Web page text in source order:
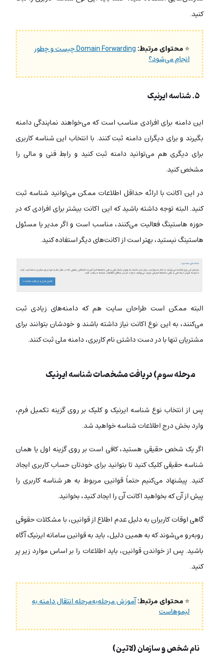
کنید.
⭐محتوای مرتبط: Domain Forwarding چیست و چطور
انجام می‌شود؟
۵. شناسه‌ ایرنیک
این دامنه برای افرادی مناسب است که می‌خواهند نمایندگی دامنه
بگیرند و برای دیگران دامنه ثبت کنند. با انتخاب این شناسه کاربری
برای دیگری هم می‌توانید دامنه ثبت کنید و رابط فنی و مالی را
مشخص کنید.
در این اکانت با ارائه حداقل اطلاعات ممکن می‌توانید شناسه ثبت
کنید. البته توجه داشته باشید که این اکانت بیشتر برای افرادی که در
حوزه هاستینگ فعالیت می‌کنند، مناسب است و اگر مدیر یا مسئول
هاستینگ نیستید، بهتر است از اکانت‌های دیگر استفاده کنید.
البته ممکن است طراحان سایت هم که دامنه‌های زیادی ثبت
می‌کنند، به این نوع اکانت نیاز داشته باشند و خودشان بتوانند برای
مشتریان تنها با در دست داشتن نام کاربری، دامنه ملی ثبت کنند.
مرحله سوم) دریافت مشخصات شناسه ایرنیک
پس از انتخاب نوع شناسه ایرنیک و کلیک بر روی گزینه تکمیل فرم،
وارد بخش درج اطلاعات شناسه خواهید شد.
اگر یک شخص حقیقی هستید، کافی است بر روی گزینه اول یا همان
شناسه حقیقی کلیک کنید تا بتوانید برای خودتان حساب کاربری ایجاد
کنید. پیشنهاد می‌کنیم حتماً قوانین مربوط به هر شناسه کاربری را
پیش از آن که بخواهید اکانت آن را ایجاد کنید، بخوانید.
گاهی اوقات کاربران به دلیل عدم اطلاع از قوانین، با مشکلات حقوقی
روبه‌رو می‌شوند که به همین دلیل، باید به قوانین سامانه ایرنیک آگاه
باشید. پس از خواندن قوانین، باید اطلاعات را بر اساس موارد زیر پر
کنید.
⭐محتوای مرتبط:آموزش مرحله‌به‌مرحله انتقال دامنه به
لیموهاست
نام شخص و سازمان (لاتین)